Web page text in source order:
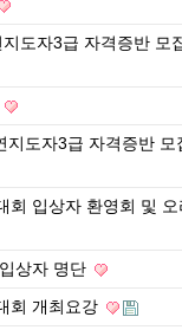
도자3급 자격증반 모
지도자3급 자격증반 모
회 입상자 환영회 및 오
상자 명단
회 개최요강